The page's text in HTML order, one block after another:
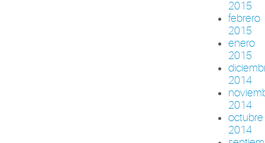
2015
febrero
2015
enero
2015
2014
2014
octubre
2014